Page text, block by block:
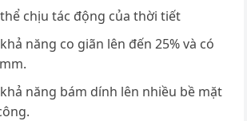
chịu tác động của thời tiết
năng co giãn lên đến 25% và có
năng bám dính lên nhiều bề mặt